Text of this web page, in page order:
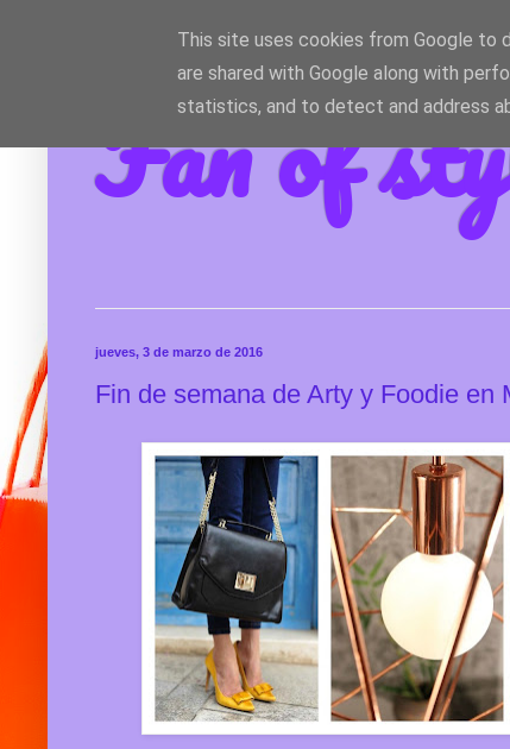
Fan of
jueves, 3 de marzo de 2016
Fin de semana de Arty y Foodie en
This site uses cookies from Google to
are shared with Google along with
statistics, and to detect and address